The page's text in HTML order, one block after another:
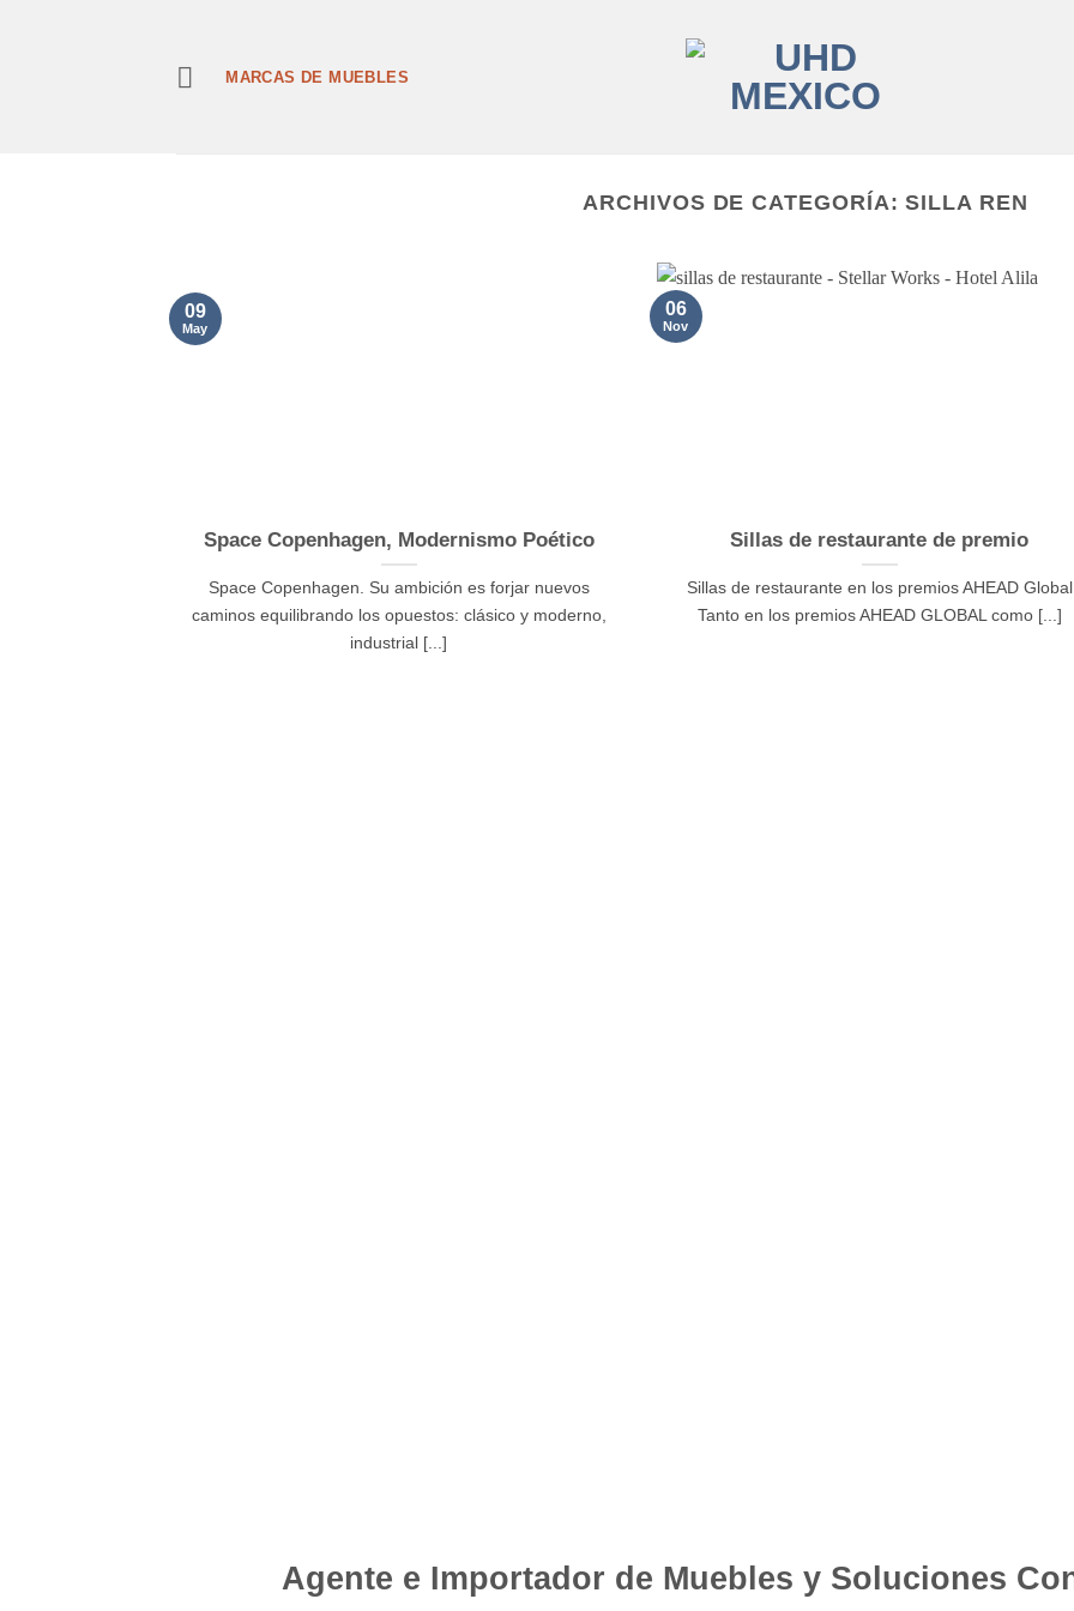
MARCAS DE MUEBLES
ARCHIVOS DE CATEGORÍA:SILLA REN
Space Copenhagen, Modernismo Poético
Space Copenhagen. Su ambición es forjar nuevos
caminos equilibrando los opuestos: clásico y moderno,
industrial [...]
09
May
Sillas de restaurante de premio
Sillas de restaurante en los premios AHEAD Global
Tanto en los premios AHEAD GLOBAL como [...]
06
Nov
Agente e Importador de Muebles y Soluciones